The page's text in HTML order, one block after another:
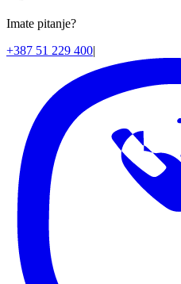
Imate pitanje?
+387 51 229 400|